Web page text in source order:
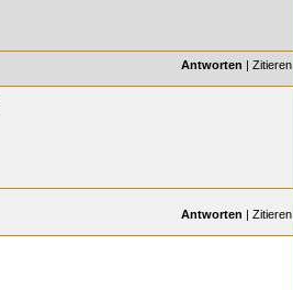
Antworten | Zitieren
Antworten | Zitieren